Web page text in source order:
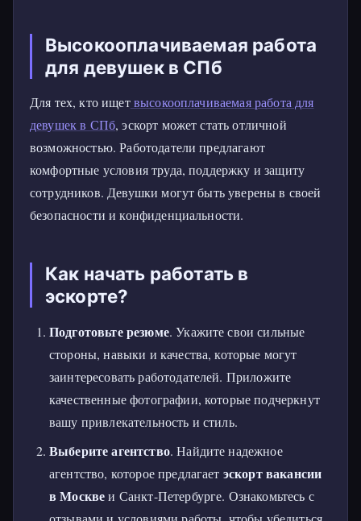
Высокооплачиваемая работа
для девушек в СПб
Для тех, кто ищетвысокооплачиваемая работа для
девушек в СПб, эскорт может стать отличной
возможностью. Работодатели предлагают
комфортные условия труда, поддержку и защиту
сотрудников. Девушки могут быть уверены в своей
безопасности и конфиденциальности.
Как начать работать в
эскорте?
Подготовьте резюме. Укажите свои сильные
стороны, навыки и качества, которые могут
заинтересовать работодателей. Приложите
качественные фотографии, которые подчеркнут
вашу привлекательность и стиль.
Выберите агентство. Найдите надежное
агентство, которое предлагает эскорт вакансии
в Москвеи Санкт-Петербурге. Ознакомьтесь с